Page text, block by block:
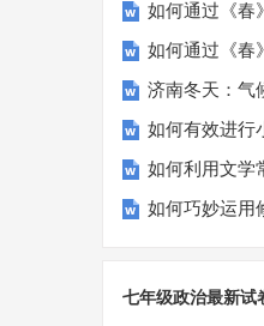
如何通过《春
如何通过《春
济南冬天：气
如何有效进行
如何利用文学
如何巧妙运用
七年级政治最新试